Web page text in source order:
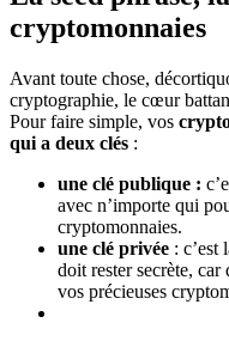
cryptomonnaies
Avant toute chose,
cryptographie, le cœur
Pour faire simple, vos
qui a deux clés :
une clé publique :
avec n’importe qui
cryptomonnaies.
une clé privée :
doit rester secrète, car
vos précieuses